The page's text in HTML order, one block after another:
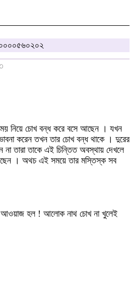
০০০০৫৬০২০২
নিয়ে চোখ বন্ধ করে বসে আছেন । যখন
করেন তখন তার চোখ বন্ধ থাকে । দুরের
না তারা তাকে এই চিন্তিত অবস্থায় দেখলে
। অথচ এই সময়ে তার মস্তিস্ক সব
আওয়াজ হল ! আলোক নাথ চোখ না খুলেই